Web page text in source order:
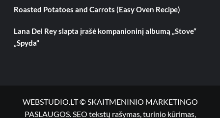
Roasted Potatoes and Carrots (Easy Oven Recipe)
Lana Del Rey slapta įrašė kompanioninį albumą „Stove“
„Spyda“
WEBSTUDIO.LT © SKAITMENINIO MARKETINGO
PASLAUGOS. SEO tekstų rašymas, turinio kūrimas,